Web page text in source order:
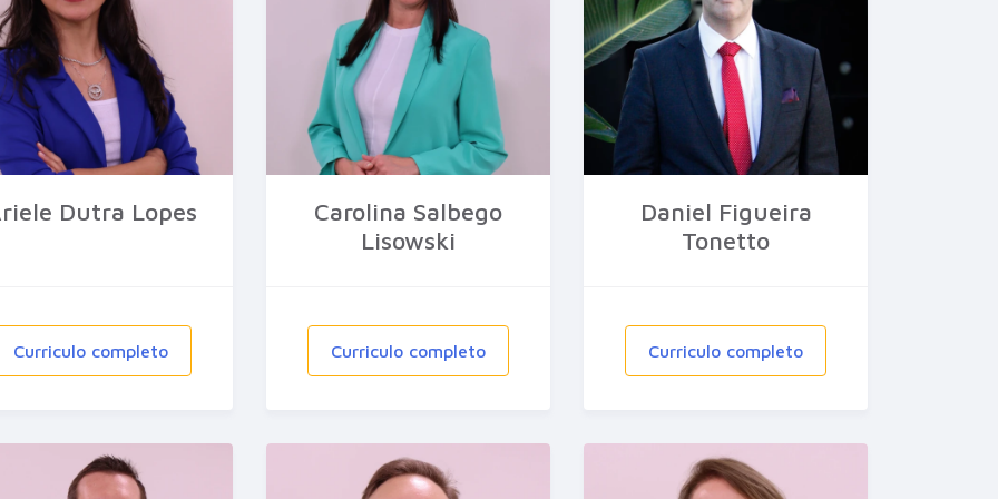
Dutra Lopes
Curriculo completo
Carolina Salbego
Lisowski
Curriculo completo
Daniel Figueira
Tonetto
Curriculo completo